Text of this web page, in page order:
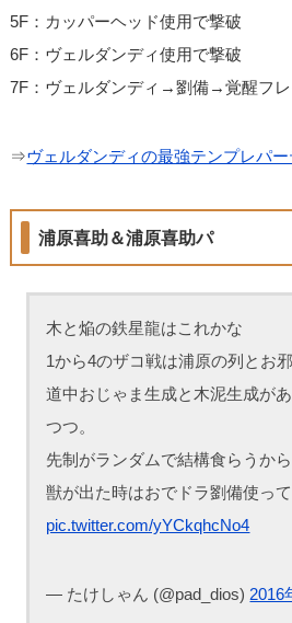
5F：カッパーヘッド使用で撃破
6F：ヴェルダンディ使用で撃破
7F：ヴェルダンディ→劉備→覚醒フレ
⇒ヴェルダンディの最強テンプレパ
浦原喜助＆浦原喜助パ
木と焔の鉄星龍はこれかな
1から4のザコ戦は浦原の列とお
道中おじゃま生成と木泥生成が
つつ。
先制がランダムで結構食らうか
獣が出た時はおでドラ劉備使って
pic.twitter.com/yYCkqhcNo4
— たけしゃん (@pad_dios) 2016